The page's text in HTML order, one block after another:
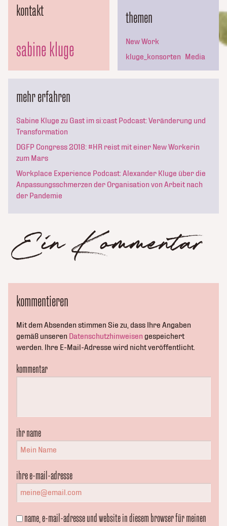
kontakt
sabine kluge
themen
New Work
kluge_konsorten
Media
mehr erfahren
Sabine Kluge zu Gast im si:cast Podcast: Veränderung und
Transformation
DGFP Congress 2018: #HR reist mit einer New Workerin
zum Mars
Workplace Experience Podcast: Alexander Kluge über die
Anpassungsschmerzen der Organisation von Arbeit nach
der Pandemie
Ein Kommentar
kommentieren
Mit dem Absenden stimmen Sie zu, dass Ihre Angaben
gemäß unseren Datenschutzhinweisen gespeichert
werden. Ihre E-Mail-Adresse wird nicht veröffentlicht.
kommentar
ihr name
ihre e-mail-adresse
name, e-mail-adresse und website in diesem browser für meinen